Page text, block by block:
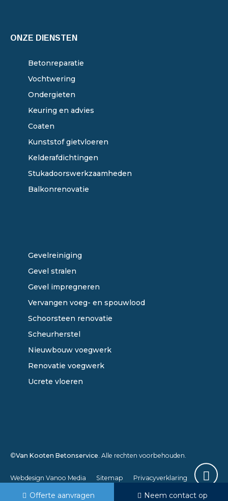
ONZE DIENSTEN
Betonreparatie
Vochtwering
Ondergieten
Keuring en advies
Coaten
Kunststof gietvloeren
Kelderafdichtingen
Stukadoorswerkzaamheden
Balkonrenovatie
Gevelreiniging
Gevel stralen
Gevel impregneren
Vervangen voeg- en spouwlood
Schoorsteen renovatie
Scheurherstel
Nieuwbouw voegwerk
Renovatie voegwerk
Ucrete vloeren
Offerte aanvragen Neem contact op
©Van Kooten Betonservice . Alle rechten voorbehouden.
Webdesign Vanoo Media Sitemap Privacyverklaring